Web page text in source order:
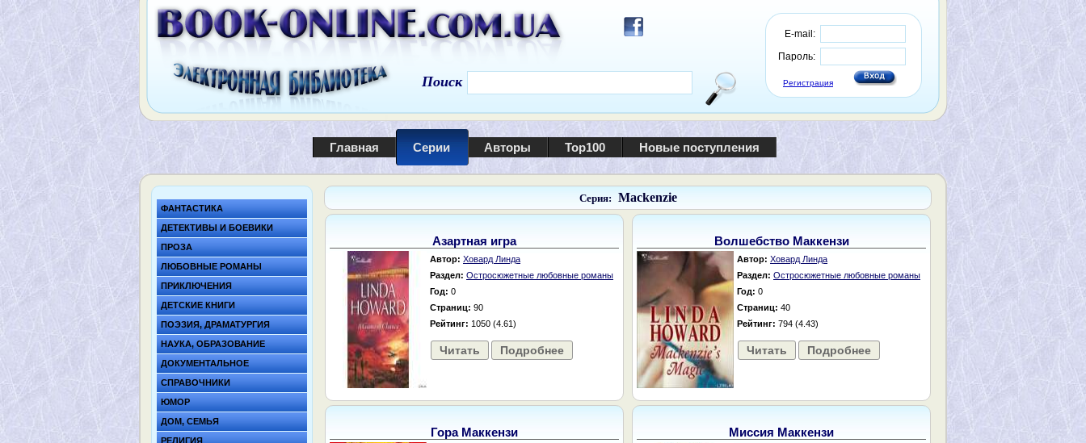
E-mail:
Пароль:
Регистрация
Поиск
Главная Серии Авторы Top100 Новые поступления
ФАНТАСТИКА
ДЕТЕКТИВЫ И БОЕВИКИ
ПРОЗА
ЛЮБОВНЫЕ РОМАНЫ
ПРИКЛЮЧЕНИЯ
ДЕТСКИЕ КНИГИ
ПОЭЗИЯ, ДРАМАТУРГИЯ
НАУКА, ОБРАЗОВАНИЕ
ДОКУМЕНТАЛЬНОЕ
СПРАВОЧНИКИ
ЮМОР
ДОМ, СЕМЬЯ
РЕЛИГИЯ
Серия: Mackenzie
Азартная игра
Автор: Ховард Линда
Раздел: Остросюжетные любовные романы
Год: 0
Страниц: 90
Рейтинг: 1050 (4.61)
Читать Подробнее
Волшебство Маккензи
Автор: Ховард Линда
Раздел: Остросюжетные любовные романы
Год: 0
Страниц: 40
Рейтинг: 794 (4.43)
Читать Подробнее
Гора Маккензи Миссия Маккензи